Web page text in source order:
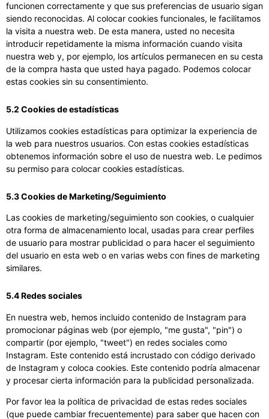
funcionen correctamente y que sus preferencias de usuario sigan
siendo reconocidas. Al colocar cookies funcionales, le facilitamos
la visita a nuestra web. De esta manera, usted no necesita
introducir repetidamente la misma información cuando visita
nuestra web y, por ejemplo, los artículos permanecen en su cesta
de la compra hasta que usted haya pagado. Podemos colocar
estas cookies sin su consentimiento.
5.2 Cookies de estadísticas
Utilizamos cookies estadísticas para optimizar la experiencia de
la web para nuestros usuarios. Con estas cookies estadísticas
obtenemos información sobre el uso de nuestra web. Le pedimos
su permiso para colocar cookies estadísticas.
5.3 Cookies de Marketing/Seguimiento
Las cookies de marketing/seguimiento son cookies, o cualquier
otra forma de almacenamiento local, usadas para crear perfiles
de usuario para mostrar publicidad o para hacer el seguimiento
del usuario en esta web o en varias webs con fines de marketing
similares.
5.4 Redes sociales
En nuestra web, hemos incluido contenido de Instagram para
promocionar páginas web (por ejemplo, "me gusta", "pin") o
compartir (por ejemplo, "tweet") en redes sociales como
Instagram. Este contenido está incrustado con código derivado
de Instagram y coloca cookies. Este contenido podría almacenar
y procesar cierta información para la publicidad personalizada.
Por favor lea la política de privacidad de estas redes sociales
(que puede cambiar frecuentemente) para saber que hacen con